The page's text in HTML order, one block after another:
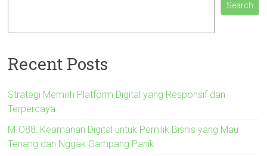
Search
Recent Posts
Strategi Memilih Platform Digital yang Responsif dan
Terpercaya
MIO88: Keamanan Digital untuk Pemilik Bisnis yang Mau
Tenang dan Nggak Gampang Panik